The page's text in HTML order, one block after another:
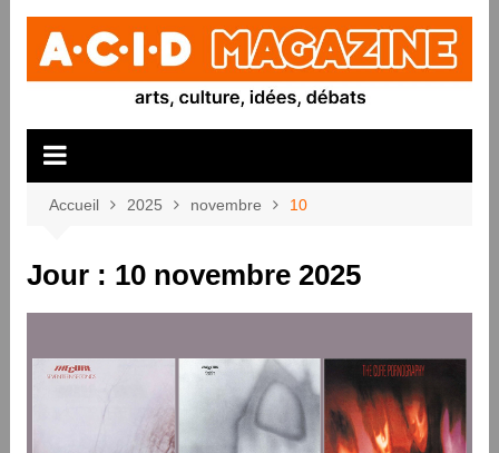
Aller
contenu
Accueil 2025 novembre 10
Jour : 10 novembre 2025